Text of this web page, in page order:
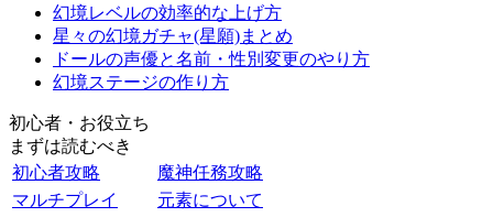
幻境レベルの効率的な上げ方
星々の幻境ガチャ(星願)まとめ
ドールの声優と名前・性別変更のやり方
幻境ステージの作り方
初心者・お役立ち
まずは読むべき
初心者攻略
魔神任務攻略
マルチプレイ
元素について